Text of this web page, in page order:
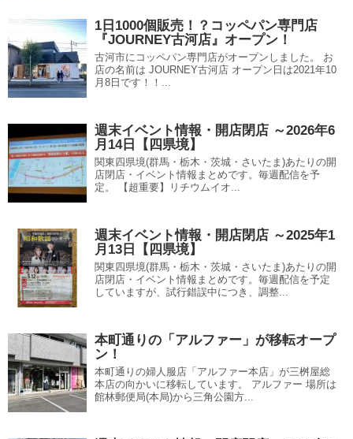
1日1000個販売！？コッペパン専門店
『JOURNEY古河店』オープン！
古河市にコッペパン専門店がオープンしました。 お
店の名前は JOURNEY古河店 オープン日は2021年10
月8日です！！...
週末イベント情報・開店閉店 ～2026年6
月14日【四県境】
関東四県境(群馬・栃木・茨城・さいたま)あたりの開
店閉店・イベント情報まとめです。毎週配信を予
定。 【超重要】リチウムイオ...
週末イベント情報・開店閉店 ～2025年1
月13日【四県境】
関東四県境(群馬・栃木・茨城・さいたま)あたりの開
店閉店・イベント情報まとめです。毎週配信を予定
していますが、試行錯誤中につき、調整...
本町通りの「アルファー」が移転オープ
ン！
本町通りの婦人服店「アルファー本店」が三桝屋総
本店の向かいに移転しています。 アルファー 場所は
館林郵便局(本局)から三角公園方...